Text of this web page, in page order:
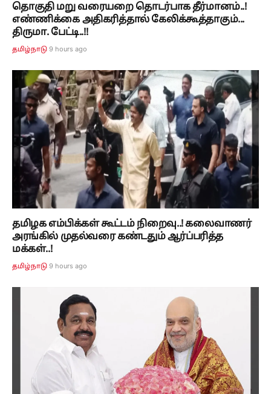
தொகுதி மறு வரையறை தொடர்பாக தீர்மானம்..!
எண்ணிக்கை அதிகரித்தால் கேலிக்கூத்தாகும்...
திருமா. பேட்டி..!!
தமிழ்நாடு 9 hours ago
தமிழக எம்பிக்கள் கூட்டம் நிறைவு..! கலைவாணர்
அரங்கில் முதல்வரை கண்டதும் ஆர்ப்பரித்த
மக்கள்..!
தமிழ்நாடு 9 hours ago